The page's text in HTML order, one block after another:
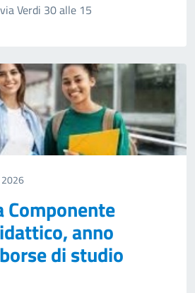
Verdi 30 alle 15
2026
Componente
anno
di studio